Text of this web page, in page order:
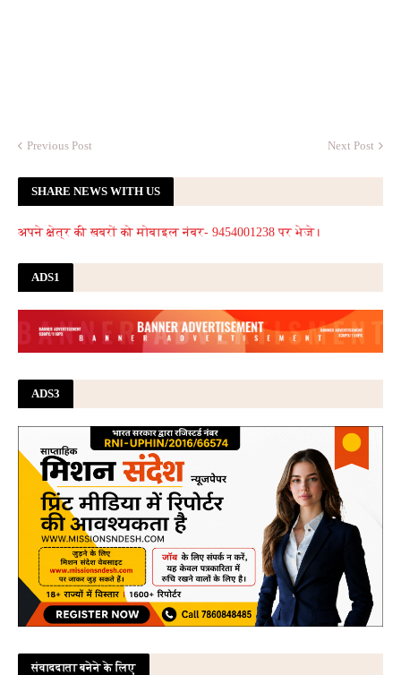
Previous Post Next Post
SHARE NEWS WITH US
अपने क्षेत्र की खबरों को मोबाइल नंबर- 9454001238 पर भेजे।
ADS1
ADS3
संवाददाता बनेने के लिए